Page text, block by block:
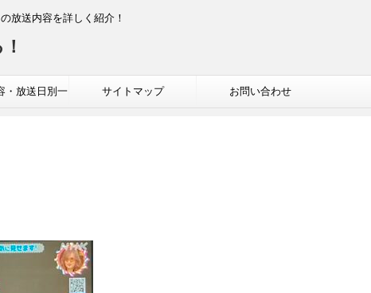
放送内容を詳しく紹介！
・放送日別一 サイトマップ お問い合わせ